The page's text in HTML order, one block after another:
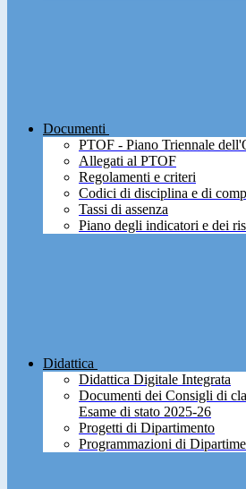
Documenti
PTOF - Piano Triennale
Allegati al PTOF
Regolamenti e criteri
Codici di disciplina e di
Tassi di assenza
Piano degli indicatori e dei
Didattica
Didattica Digitale Integrata
Documenti dei Consigli di
Esame di stato 2025-26
Progetti di Dipartimento
Programmazioni di